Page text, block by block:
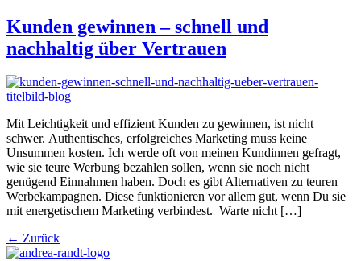
Kunden gewinnen – schnell und
nachhaltig über Vertrauen
Mit Leichtigkeit und effizient Kunden zu gewinnen, ist nicht
schwer. Authentisches, erfolgreiches Marketing muss keine
Unsummen kosten. Ich werde oft von meinen Kundinnen gefragt,
wie sie teure Werbung bezahlen sollen, wenn sie noch nicht
genügend Einnahmen haben. Doch es gibt Alternativen zu teuren
Werbekampagnen. Diese funktionieren vor allem gut, wenn Du sie
mit energetischem Marketing verbindest. Warte nicht […]
← Zurück